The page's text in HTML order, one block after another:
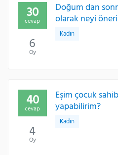
Doğum dan
olarak neyi
Kadın
30
cevap
6
Oy
Eşim çocuk
yapabilirim?
Kadın
40
cevap
4
Oy